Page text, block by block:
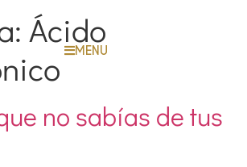
MENU
Ácido
no sabías de tus